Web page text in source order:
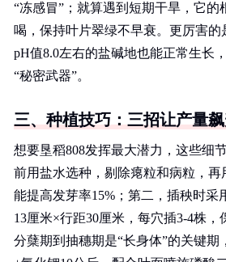
“冻感冒”；就算遇到短期干旱，它的
喝，保持叶片翠绿不早衰。更厉害的
pH值8.0左右的盐碱地也能正常生长
“秘密武器”。
三、种植技巧：三招让产量
想要垦稻808发挥最大潜力，这些细
前用盐水选种，剔除瘪粒和病粒，再
能提高发芽率15%；第二，插秧时采
13厘米×行距30厘米，每穴插3-4株，
分蘖期到抽穗期是“长身体”的关键期